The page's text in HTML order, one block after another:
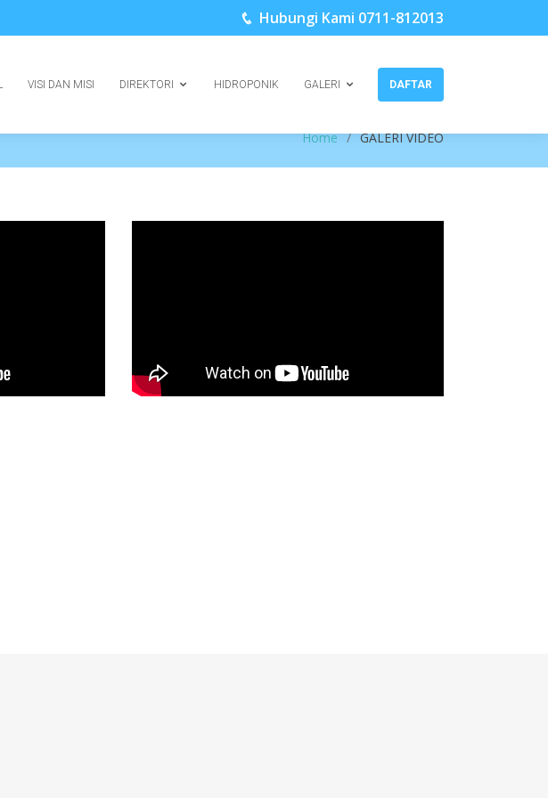
Hubungi Kami 0711-812013
VISI DAN MISI DIREKTORI HIDROPONIK GALERI DAFTAR
Home GALERI VIDEO